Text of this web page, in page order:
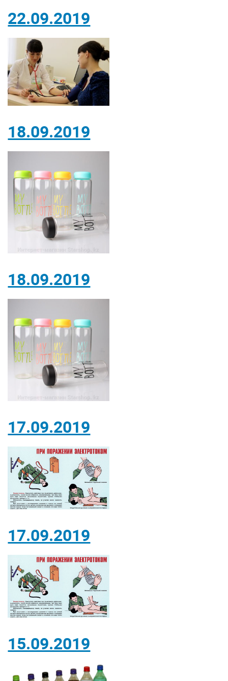
22.09.2019
18.09.2019
18.09.2019
17.09.2019
17.09.2019
15.09.2019